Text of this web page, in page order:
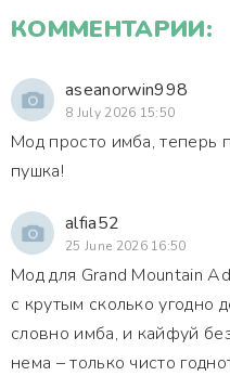
КОММЕНТАРИИ:
aseanorwin998
8 July 2026 15:50
Мод просто имба, теперь
пушка!
alfia52
25 June 2026 16:50
Мод для Grand Mountain
с крутым сколько угодно
словно имба, и кайфуй
нема – только чисто